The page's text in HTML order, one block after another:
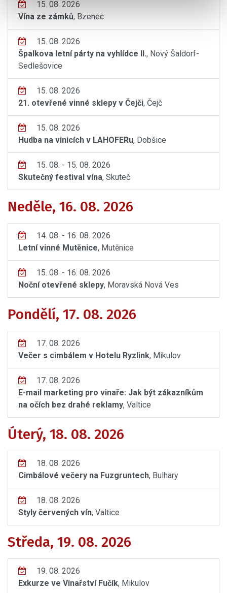
15. 08. 2026
Vína ze zámků, Bzenec
15. 08. 2026
Špalkova letní párty na vyhlídce II., Nový Šaldorf-
Sedlešovice
15. 08. 2026
21. otevřené vinné sklepy v Čejči, Čejč
15. 08. 2026
Hudba na vinicích v LAHOFERu, Dobšice
15. 08. - 15. 08. 2026
Skutečný festival vína, Skuteč
Neděle, 16. 08. 2026
14. 08. - 16. 08. 2026
Letní vinné Mutěnice, Mutěnice
15. 08. - 16. 08. 2026
Noční otevřené sklepy, Moravská Nová Ves
Pondělí, 17. 08. 2026
17. 08. 2026
Večer s cimbálem v Hotelu Ryzlink, Mikulov
17. 08. 2026
E-mail marketing pro vinaře: Jak být zákazníkům
na očích bez drahé reklamy, Valtice
Úterý, 18. 08. 2026
18. 08. 2026
Cimbálové večery na Fuzgruntech, Bulhary
18. 08. 2026
Styly červených vín, Valtice
Středa, 19. 08. 2026
19. 08. 2026
Exkurze ve Vinařství Fučík, Mikulov